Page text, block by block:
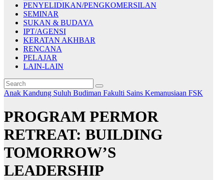
PENYELIDIKAN/PENGKOMERSILAN
SEMINAR
SUKAN & BUDAYA
IPT/AGENSI
KERATAN AKHBAR
RENCANA
PELAJAR
LAIN-LAIN
Anak Kandung Suluh Budiman Fakulti Sains Kemanusiaan FSK
PROGRAM PERMOR
RETREAT: BUILDING
TOMORROW’S
LEADERSHIP